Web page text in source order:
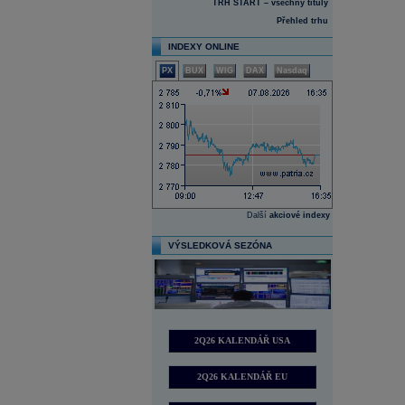
TRH START – všechny tituly
Přehled trhu
INDEXY ONLINE
PX BUX WIG DAX Nasdaq
Další akciové indexy
VÝSLEDKOVÁ SEZÓNA
2Q26 KALENDÁŘ USA
2Q26 KALENDÁŘ EU